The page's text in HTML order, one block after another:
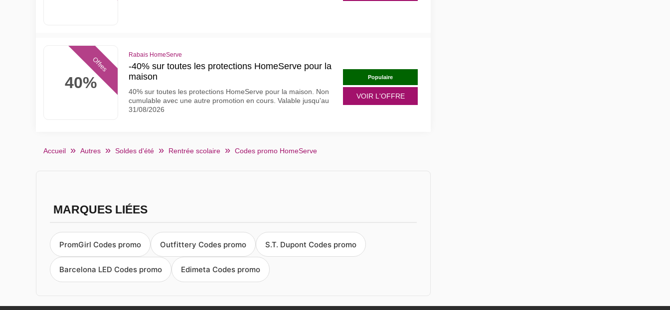
40%
Offres
Rabais HomeServe
-40% sur toutes les protections HomeServe pour la
maison
40% sur toutes les protections HomeServe pour la maison. Non
cumulable avec une autre promotion en cours. Valable jusqu'au
31/08/2026
Populaire
VOIR L'OFFRE
Accueil Autres Soldes d'été Rentrée scolaire Codes promo HomeServe
MARQUES LIÉES
PromGirl Codes promo Outfittery Codes promo S.T. Dupont Codes promo
Barcelona LED Codes promo Edimeta Codes promo